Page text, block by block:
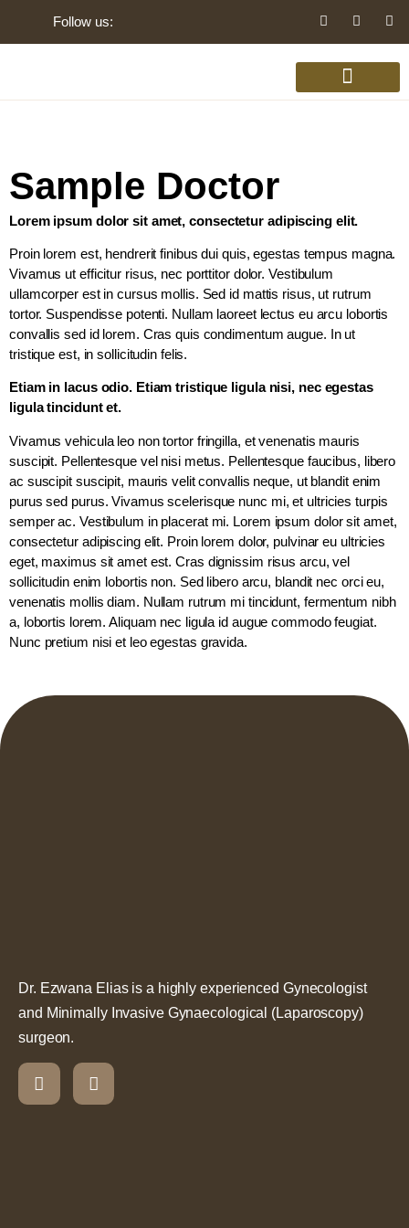
Follow us:
Sample Doctor
Lorem ipsum dolor sit amet, consectetur adipiscing elit.
Proin lorem est, hendrerit finibus dui quis, egestas tempus magna.
Vivamus ut efficitur risus, nec porttitor dolor. Vestibulum
ullamcorper est in cursus mollis. Sed id mattis risus, ut rutrum
tortor. Suspendisse potenti. Nullam laoreet lectus eu arcu lobortis
convallis sed id lorem. Cras quis condimentum augue. In ut
tristique est, in sollicitudin felis.
Etiam in lacus odio. Etiam tristique ligula nisi, nec egestas
ligula tincidunt et.
Vivamus vehicula leo non tortor fringilla, et venenatis mauris
suscipit. Pellentesque vel nisi metus. Pellentesque faucibus, libero
ac suscipit suscipit, mauris velit convallis neque, ut blandit enim
purus sed purus. Vivamus scelerisque nunc mi, et ultricies turpis
semper ac. Vestibulum in placerat mi. Lorem ipsum dolor sit amet,
consectetur adipiscing elit. Proin lorem dolor, pulvinar eu ultricies
eget, maximus sit amet est. Cras dignissim risus arcu, vel
sollicitudin enim lobortis non. Sed libero arcu, blandit nec orci eu,
venenatis mollis diam. Nullam rutrum mi tincidunt, fermentum nibh
a, lobortis lorem. Aliquam nec ligula id augue commodo feugiat.
Nunc pretium nisi et leo egestas gravida.
Dr. Ezwana Elias is a highly experienced Gynecologist
and Minimally Invasive Gynaecological (Laparoscopy)
surgeon.